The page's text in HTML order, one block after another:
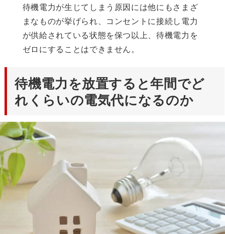
待機電力が生じてしまう原因には他にもさまざ
まなものが挙げられ、コンセントに接続し電力
が供給されている状態を保つ以上、待機電力を
ゼロにすることはできません。
待機電力を放置すると年間でど
れくらいの電気代になるのか